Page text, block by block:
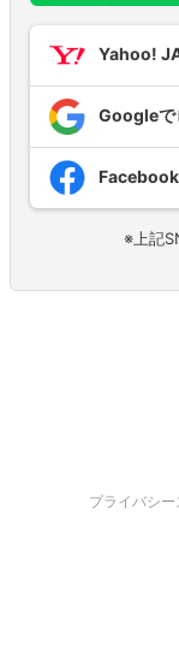
Yahoo!
Googleで
※上記
プライバシー